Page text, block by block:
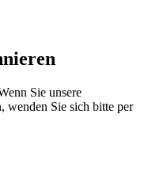
Sie unsere
wenden Sie sich bitte per